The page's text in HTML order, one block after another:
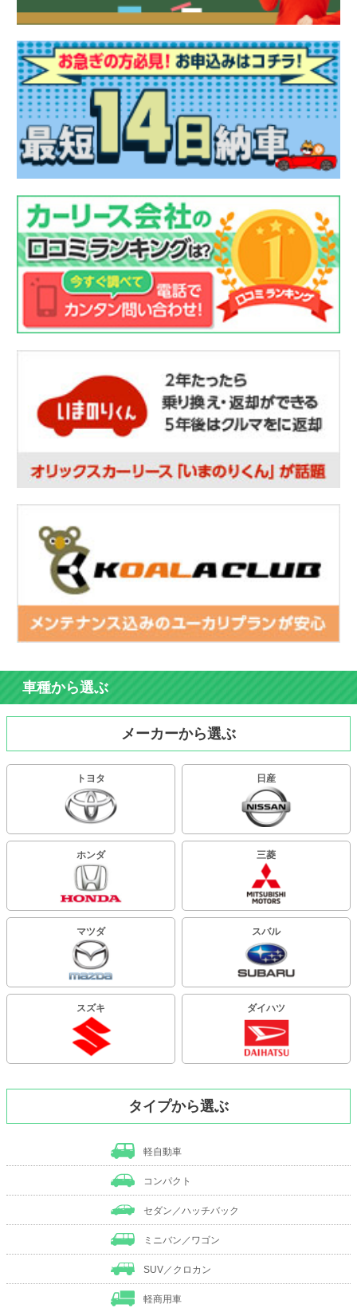
車種から選ぶ
メーカーから選ぶ
トヨタ 日産
ホンダ 三菱
マツダ スバル
スズキ ダイハツ
タイプから選ぶ
軽自動車
コンパクト
セダン／ハッチバック
ミニバン／ワゴン
SUV／クロカン
軽商用車